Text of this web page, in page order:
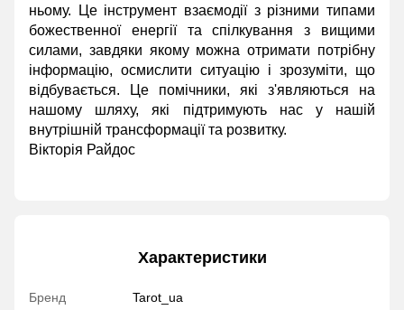
ньому. Це інструмент взаємодії з різними типами
божественної енергії та спілкування з вищими
силами, завдяки якому можна отримати потрібну
інформацію, осмислити ситуацію і зрозуміти, що
відбувається. Це помічники, які з'являються на
нашому шляху, які підтримують нас у нашій
внутрішній трансформації та розвитку.
Вікторія Райдос
Характеристики
Бренд Tarot_ua